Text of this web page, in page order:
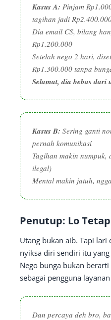
Kasus A: Pinjam
tagihan jadi
Dia email CS, bilang
Rp1.200.000
Setelah nego 2 hari,
Rp1.300.000 tanpa
Selamat, dia bebas dari
Kasus B: Sering ganti
pernah komunikasi
Tagihan makin
ilegal)
Mental makin jatuh,
Penutup: Lo
Utang bukan aib. Tapi lari
nyiksa diri sendiri itu yang
Nego bunga bukan
sebagai pengguna
Dan percaya deh bro,